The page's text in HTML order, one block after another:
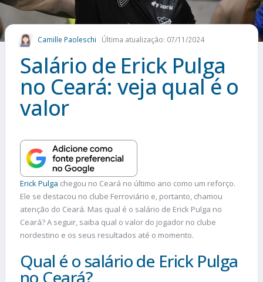
COMO APOSTAR
MAIS ESPORTES
Camille Paoleschi Última atualização: 07/11/2024
Salário de Erick Pulga
no Ceará: veja qual é o
valor
Erick Pulga chegou no Ceará no último ano como um reforço.
Ele se destacou no clube Ferroviário e, portanto, chamou
atenção do Ceará. Mas qual é o salário de Erick Pulga no
Ceará? A seguir, saiba qual o valor do jogador no clube
nordestino e os seus resultados até o momento.
Qual é o salário de Erick Pulga
no Ceará?